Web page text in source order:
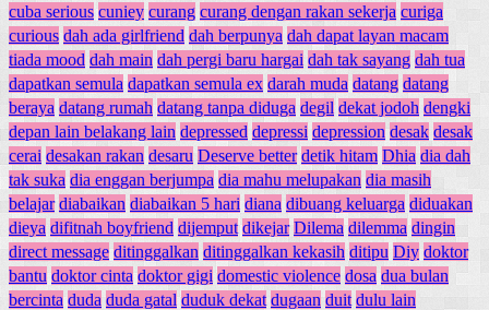
cuba serious cuniey curang curang dengan rakan sekerja curiga
curious dah ada girlfriend dah berpunya dah dapat layan macam
tiada mood dah main dah pergi baru hargai dah tak sayang dah tua
dapatkan semula dapatkan semula ex darah muda datang datang
beraya datang rumah datang tanpa diduga degil dekat jodoh dengki
depan lain belakang lain depressed depressi depression desak desak
cerai desakan rakan desaru Deserve better detik hitam Dhia dia dah
tak suka dia enggan berjumpa dia mahu melupakan dia masih
belajar diabaikan diabaikan 5 hari diana dibuang keluarga diduakan
dieya difitnah boyfriend dijemput dikejar Dilema dilemma dingin
direct message ditinggalkan ditinggalkan kekasih ditipu Diy doktor
bantu doktor cinta doktor gigi domestic violence dosa dua bulan
bercinta duda duda gatal duduk dekat dugaan duit dulu lain